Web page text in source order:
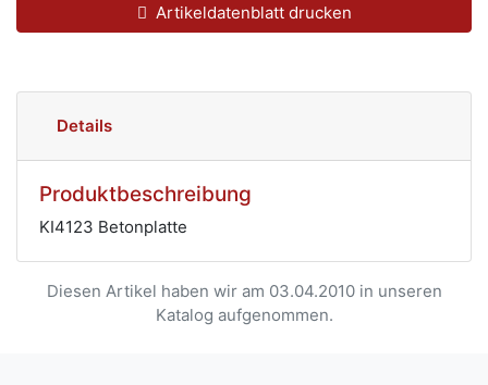
Artikeldatenblatt drucken
Details
Produktbeschreibung
KI4123 Betonplatte
Diesen Artikel haben wir am 03.04.2010 in unseren
Katalog aufgenommen.